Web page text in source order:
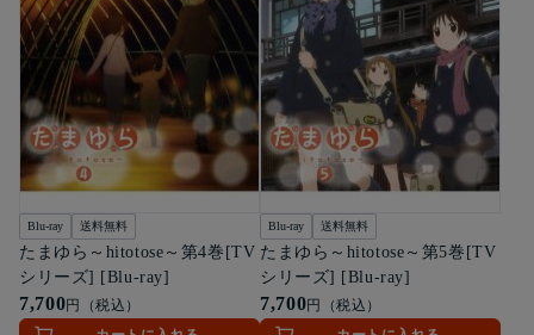
Blu-ray 送料無料
たまゆら～hitotose～第4巻[TV
シリーズ] [Blu-ray]
7,700円（税込）
Blu-ray 送料無料
たまゆら～hitotose～第5巻[TV
シリーズ] [Blu-ray]
7,700円（税込）